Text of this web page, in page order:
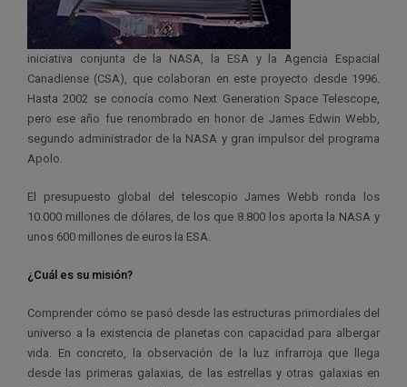
iniciativa conjunta de la NASA, la ESA y la Agencia Espacial
Canadiense (CSA), que colaboran en este proyecto desde 1996.
Hasta 2002 se conocía como Next Generation Space Telescope,
pero ese año fue renombrado en honor de James Edwin Webb,
segundo administrador de la NASA y gran impulsor del programa
Apolo.
El presupuesto global del telescopio James Webb ronda los
10.000 millones de dólares, de los que 8.800 los aporta la NASA y
unos 600 millones de euros la ESA.
¿Cuál es su misión?
Comprender cómo se pasó desde las estructuras primordiales del
universo a la existencia de planetas con capacidad para albergar
vida. En concreto, la observación de la luz infrarroja que llega
desde las primeras galaxias, de las estrellas y otras galaxias en